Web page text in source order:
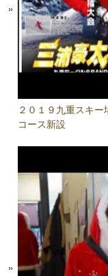
２０１９九重スキー
コース新設